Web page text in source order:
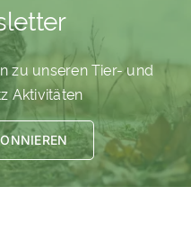
zu unseren Tier- und
Aktivitäten